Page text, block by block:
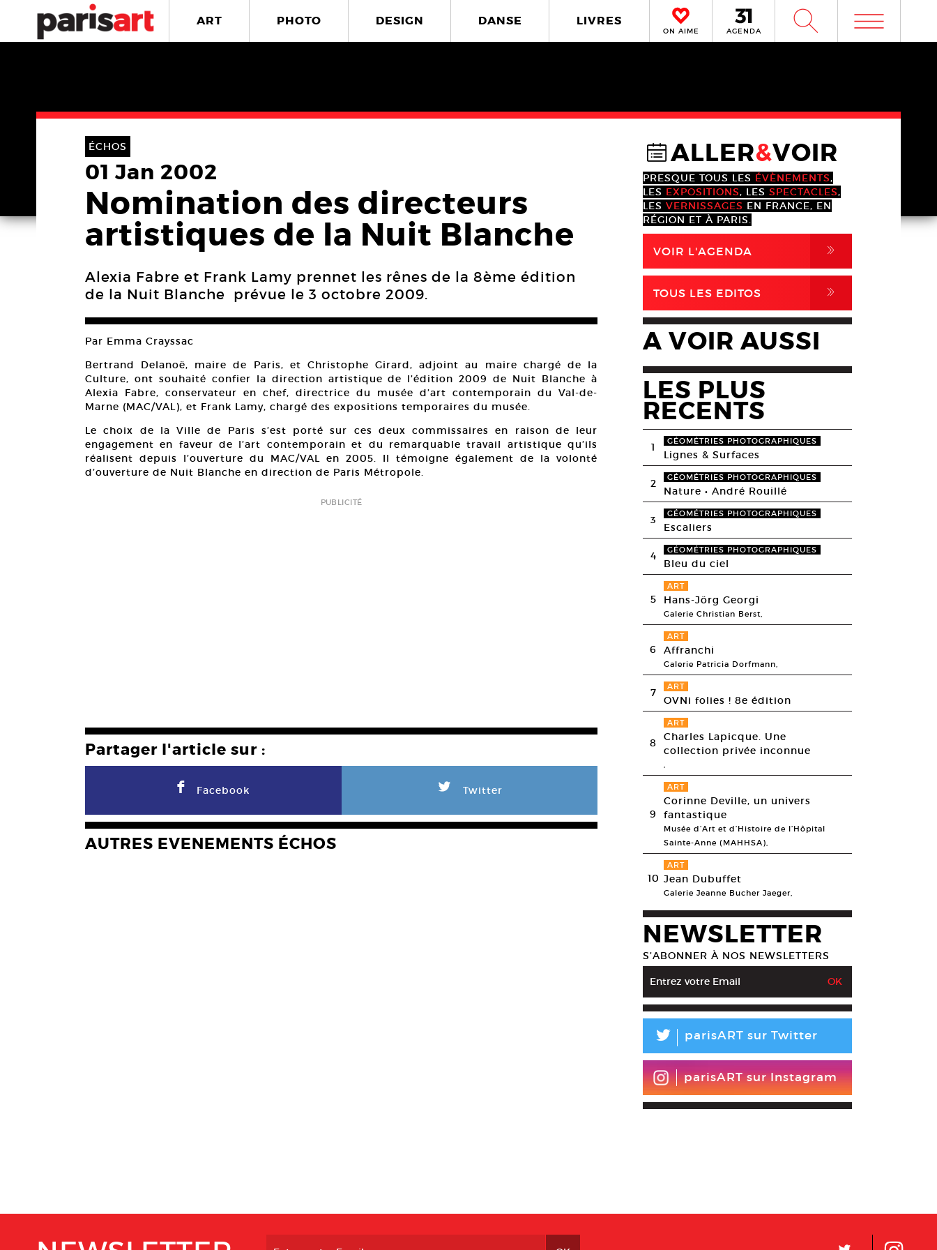
ART PHOTO DESIGN DANSE LIVRES
ON AIME AGENDA W m
ÉCHOS
01 Jan 2002
Nomination des directeurs
artistiques de la Nuit Blanche
Alexia Fabre et Frank Lamy prennet les rênes de la 8ème édition
de la Nuit Blanche prévue le 3 octobre 2009.
Par Emma Crayssac
Bertrand Delanoë, maire de Paris, et Christophe Girard, adjoint au maire chargé de la
Culture, ont souhaité confier la direction artistique de l’édition 2009 de Nuit Blanche à
Alexia Fabre, conservateur en chef, directrice du musée d’art contemporain du Val-de-
Marne (MAC/VAL), et Frank Lamy, chargé des expositions temporaires du musée.
Le choix de la Ville de Paris s’est porté sur ces deux commissaires en raison de leur
engagement en faveur de l’art contemporain et du remarquable travail artistique qu’ils
réalisent depuis l’ouverture du MAC/VAL en 2005. Il témoigne également de la volonté
d’ouverture de Nuit Blanche en direction de Paris Métropole.
PUBLICITÉ
Partager l'article sur :
F Facebook L Twitter
AUTRES EVENEMENTS ÉCHOS
@ALLER&VOIR
PRESQUE TOUS LES ÉVÈNEMENTS,
LES EXPOSITIONS, LES SPECTACLES,
LES VERNISSAGES EN FRANCE, EN
RÉGION ET À PARIS.
VOIR L'AGENDA ,
TOUS LES EDITOS ,
A VOIR AUSSI
LES PLUS
RECENTS
1 GÉOMÉTRIES PHOTOGRAPHIQUES
Lignes & Surfaces
2 GÉOMÉTRIES PHOTOGRAPHIQUES
Nature • André Rouillé
3 GÉOMÉTRIES PHOTOGRAPHIQUES
Escaliers
4 GÉOMÉTRIES PHOTOGRAPHIQUES
Bleu du ciel
5
ART
Hans-Jörg Georgi
Galerie Christian Berst,
6
ART
Affranchi
Galerie Patricia Dorfmann,
7 ART
OVNi folies ! 8e édition
8
ART
Charles Lapicque. Une
collection privée inconnue
,
9
ART
Corinne Deville, un univers
fantastique
Musée d’Art et d’Histoire de l’Hôpital
Sainte-Anne (MAHHSA),
10
ART
Jean Dubuffet
Galerie Jeanne Bucher Jaeger,
NEWSLETTER
S’ABONNER À NOS NEWSLETTERS
L parisART sur Twitter
parisART sur Instagram